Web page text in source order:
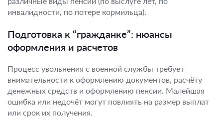
инвалидности, по потере кормильца).
Подготовка к “гражданке”: нюансы
оформления и расчетов
Процесс увольнения с военной службы требует
внимательности к оформлению документов, расчёту
денежных средств и оформлению пенсии. Малейшая
ошибка или недочёт могут повлиять на размер выплат
или срок их получения.